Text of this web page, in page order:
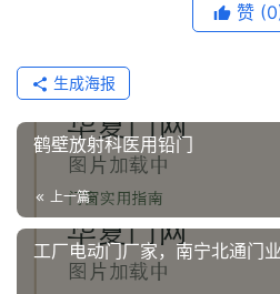
安
装
维
门
业
赞
生成海报
鹤壁放射科医用铅门
上一篇
工厂电动门厂家，南宁北通门